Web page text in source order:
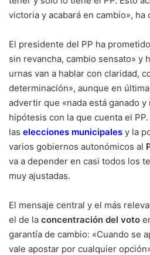
victoria y acabará en cambio», ha
El presidente del PP ha
sin revancha, cambio sensato» y
urnas van a hablar con claridad,
determinación», aunque en
advertir que «nada está ganado y
hipótesis con la que cuenta el
las elecciones municipales y la
varios gobiernos autonómicos al
va a depender en casi todos los
muy ajustadas.
El mensaje central y el más
el de la concentración del voto
garantía de cambio: «Cuando se
vale apostar por cualquier